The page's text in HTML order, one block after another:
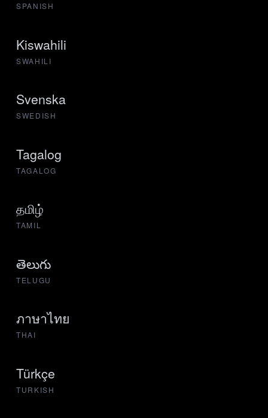
SPANISH
Kiswahili
SWAHILI
Svenska
SWEDISH
Tagalog
TAGALOG
தமிழ்
TAMIL
తెలుగు
TELUGU
ภาษาไทย
THAI
Türkçe
TURKISH